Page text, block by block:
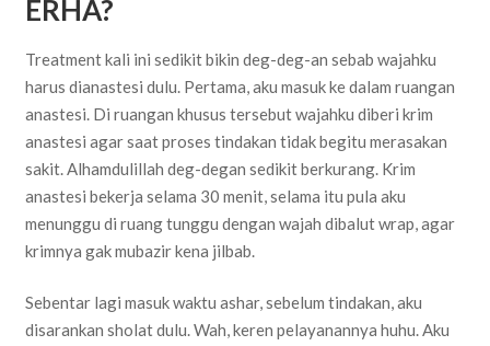
ERHA?
Treatment kali ini sedikit bikin deg-deg-an sebab wajahku
harus dianastesi dulu. Pertama, aku masuk ke dalam ruangan
anastesi. Di ruangan khusus tersebut wajahku diberi krim
anastesi agar saat proses tindakan tidak begitu merasakan
sakit. Alhamdulillah deg-degan sedikit berkurang. Krim
anastesi bekerja selama 30 menit, selama itu pula aku
menunggu di ruang tunggu dengan wajah dibalut wrap, agar
krimnya gak mubazir kena jilbab.
Sebentar lagi masuk waktu ashar, sebelum tindakan, aku
disarankan sholat dulu. Wah, keren pelayanannya huhu. Aku